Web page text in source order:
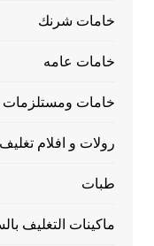
خامات شرنك
خامات عامه
خامات ومستلزمات
رولات و افلام تغليف
طبات
ماكينات التغليف